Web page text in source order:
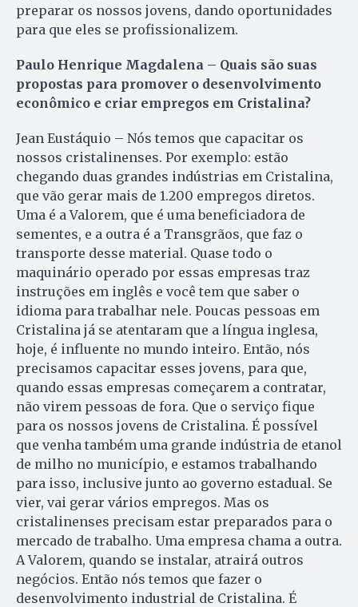
preparar os nossos jovens, dando oportunidades
para que eles se profissionalizem.
Paulo Henrique Magdalena – Quais são suas
propostas para promover o desenvolvimento
econômico e criar empregos em Cristalina?
Jean Eustáquio – Nós temos que capacitar os
nossos cristalinenses. Por exemplo: estão
chegando duas grandes indústrias em Cristalina,
que vão gerar mais de 1.200 empregos diretos.
Uma é a Valorem, que é uma beneficiadora de
sementes, e a outra é a Transgrãos, que faz o
transporte desse material. Quase todo o
maquinário operado por essas empresas traz
instruções em inglês e você tem que saber o
idioma para trabalhar nele. Poucas pessoas em
Cristalina já se atentaram que a língua inglesa,
hoje, é influente no mundo inteiro. Então, nós
precisamos capacitar esses jovens, para que,
quando essas empresas começarem a contratar,
não virem pessoas de fora. Que o serviço fique
para os nossos jovens de Cristalina. É possível
que venha também uma grande indústria de etanol
de milho no município, e estamos trabalhando
para isso, inclusive junto ao governo estadual. Se
vier, vai gerar vários empregos. Mas os
cristalinenses precisam estar preparados para o
mercado de trabalho. Uma empresa chama a outra.
A Valorem, quando se instalar, atrairá outros
negócios. Então nós temos que fazer o
desenvolvimento industrial de Cristalina. É